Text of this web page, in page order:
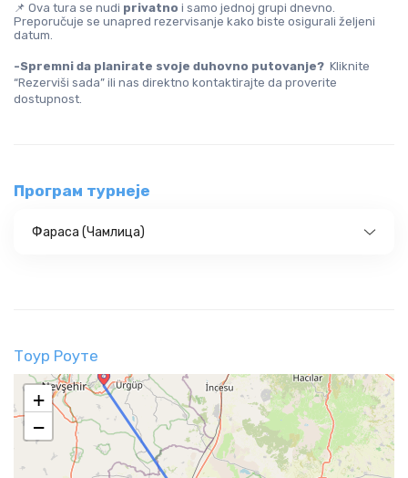
📌 Ova tura se nudi privatno i samo jednoj grupi dnevno.
Preporučuje se unapred rezervisanje kako biste osigurali željeni
datum.
-Spremni da planirate svoje duhovno putovanje? Kliknite
“Rezerviši sada” ili nas direktno kontaktirajte da proverite
dostupnost.
Програм турнеје
Фараса (Чамлица)
Тоур Роуте
+
−